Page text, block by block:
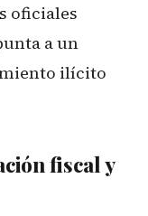
oficiales
a un
ilícito
fiscal y